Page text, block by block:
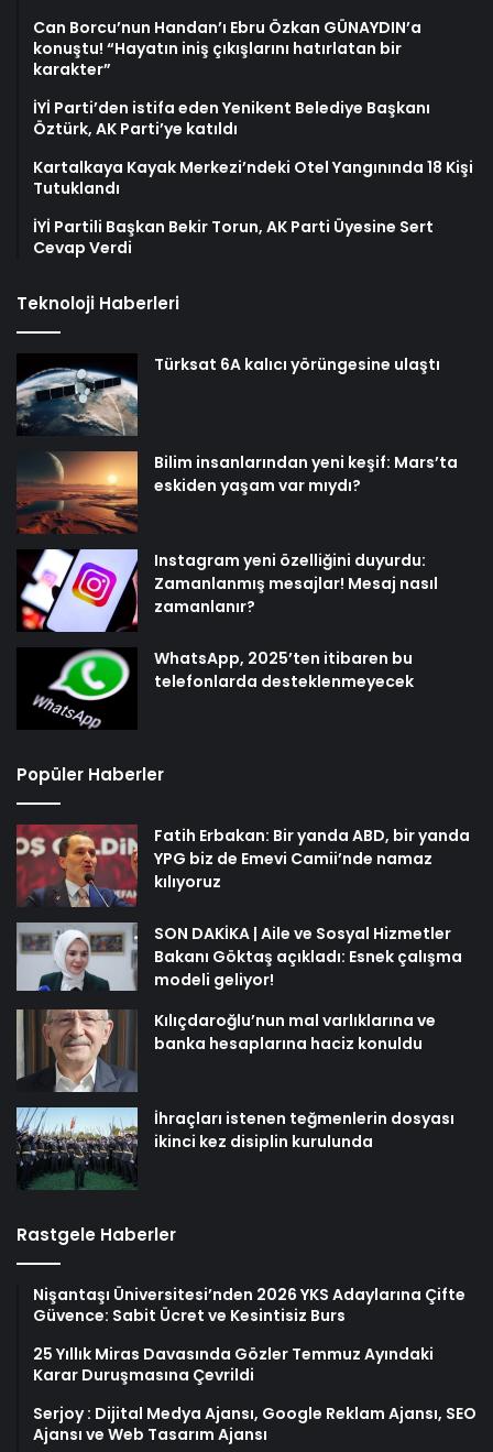
Can Borcu’nun Handan’ı Ebru Özkan GÜNAYDIN’a
konuştu! “Hayatın iniş çıkışlarını hatırlatan bir
karakter”
İYİ Parti’den istifa eden Yenikent Belediye Başkanı
Öztürk, AK Parti’ye katıldı
Kartalkaya Kayak Merkezi’ndeki Otel Yangınında 18 Kişi
Tutuklandı
İYİ Partili Başkan Bekir Torun, AK Parti Üyesine Sert
Cevap Verdi
Teknoloji Haberleri
Türksat 6A kalıcı yörüngesine ulaştı
Bilim insanlarından yeni keşif: Mars’ta
eskiden yaşam var mıydı?
Instagram yeni özelliğini duyurdu:
Zamanlanmış mesajlar! Mesaj nasıl
zamanlanır?
WhatsApp, 2025’ten itibaren bu
telefonlarda desteklenmeyecek
Popüler Haberler
Fatih Erbakan: Bir yanda ABD, bir yanda
YPG biz de Emevi Camii’nde namaz
kılıyoruz
SON DAKİKA | Aile ve Sosyal Hizmetler
Bakanı Göktaş açıkladı: Esnek çalışma
modeli geliyor!
Kılıçdaroğlu’nun mal varlıklarına ve
banka hesaplarına haciz konuldu
İhraçları istenen teğmenlerin dosyası
ikinci kez disiplin kurulunda
Rastgele Haberler
Nişantaşı Üniversitesi’nden 2026 YKS Adaylarına Çifte
Güvence: Sabit Ücret ve Kesintisiz Burs
25 Yıllık Miras Davasında Gözler Temmuz Ayındaki
Karar Duruşmasına Çevrildi
Serjoy : Dijital Medya Ajansı, Google Reklam Ajansı, SEO
Ajansı ve Web Tasarım Ajansı